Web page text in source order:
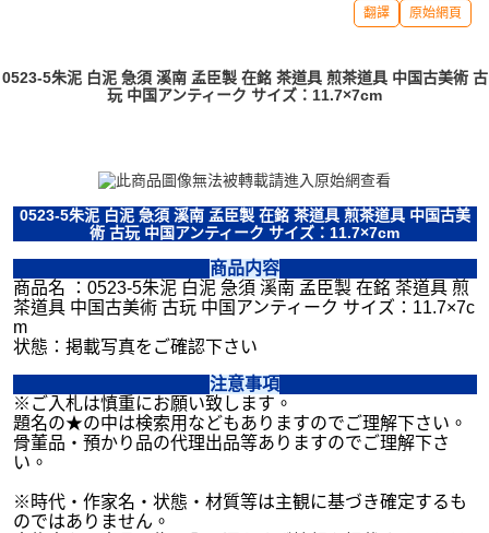
翻譯 原始網頁
0523-5朱泥 白泥 急須 溪南 孟臣製 在銘 茶道具 煎茶道具 中国古美術 古
玩 中国アンティーク サイズ：11.7×7cm
0523-5朱泥 白泥 急須 溪南 孟臣製 在銘 茶道具 煎茶道具 中国古美
術 古玩 中国アンティーク サイズ：11.7×7cm
商品内容
商品名 ：0523-5朱泥 白泥 急須 溪南 孟臣製 在銘 茶道具 煎
茶道具 中国古美術 古玩 中国アンティーク サイズ：11.7×7c
m
状態：掲載写真をご確認下さい
注意事項
※ご入札は慎重にお願い致します。
題名の★の中は検索用などもありますのでご理解下さい。
骨董品・預かり品の代理出品等ありますのでご理解下さ
い。
※時代・作家名・状態・材質等は主観に基づき確定するも
のではありません。